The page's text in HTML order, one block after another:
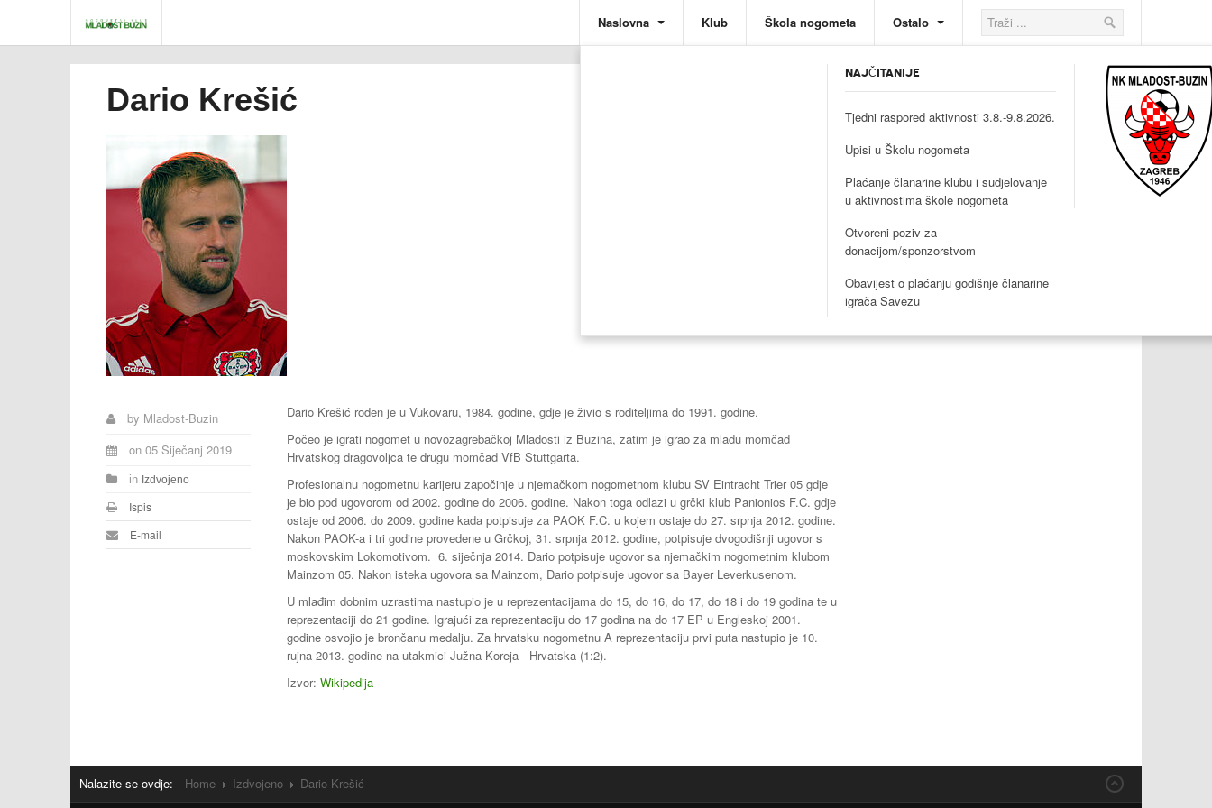
Naslovna
NAJČITANIJE
Tjedni raspored aktivnosti 3.8.-9.8.2026.
Upisi u Školu nogometa
Plaćanje članarine klubu i sudjelovanje
u aktivnostima škole nogometa
Otvoreni poziv za
donacijom/sponzorstvom
Obavijest o plaćanju godišnje članarine
igrača Savezu
Klub Škola nogometa Ostalo
Dario Krešić
by Mladost-Buzin
on 05 Siječanj 2019
in Izdvojeno
Ispis
E-mail
Dario Krešić rođen je u Vukovaru, 1984. godine, gdje je živio s roditeljima do 1991. godine.
Počeo je igrati nogomet u novozagrebačkoj Mladosti iz Buzina, zatim je igrao za mladu momčad
Hrvatskog dragovoljca te drugu momčad VfB Stuttgarta.
Profesionalnu nogometnu karijeru započinje u njemačkom nogometnom klubu SV Eintracht Trier 05 gdje
je bio pod ugovorom od 2002. godine do 2006. godine. Nakon toga odlazi u grčki klub Panionios F.C. gdje
ostaje od 2006. do 2009. godine kada potpisuje za PAOK F.C. u kojem ostaje do 27. srpnja 2012. godine.
Nakon PAOK-a i tri godine provedene u Grčkoj, 31. srpnja 2012. godine, potpisuje dvogodišnji ugovor s
moskovskim Lokomotivom. 6. siječnja 2014. Dario potpisuje ugovor sa njemačkim nogometnim klubom
Mainzom 05. Nakon isteka ugovora sa Mainzom, Dario potpisuje ugovor sa Bayer Leverkusenom.
U mlađim dobnim uzrastima nastupio je u reprezentacijama do 15, do 16, do 17, do 18 i do 19 godina te u
reprezentaciji do 21 godine. Igrajući za reprezentaciju do 17 godina na do 17 EP u Engleskoj 2001.
godine osvojio je brončanu medalju. Za hrvatsku nogometnu A reprezentaciju prvi puta nastupio je 10.
rujna 2013. godine na utakmici Južna Koreja - Hrvatska (1:2).
Izvor: Wikipedija
Nalazite se ovdje: Home Izdvojeno Dario Krešić